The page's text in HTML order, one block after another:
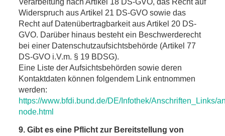
Widerspruch aus Artikel 21 DS-GVO sowie das
Recht auf Datenübertragbarkeit aus Artikel 20 DS-
GVO. Darüber hinaus besteht ein Beschwerderecht
bei einer Datenschutzaufsichtsbehörde (Artikel 77
DS-GVO i.V.m. § 19 BDSG).
Eine Liste der Aufsichtsbehörden sowie deren
Kontaktdaten können folgendem Link entnommen
werden:
https://www.bfdi.bund.de/DE/Infothek/Anschriften_Links/
node.html
9. Gibt es eine Pflicht zur Bereitstellung von